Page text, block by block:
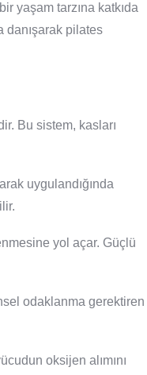
yaşam tarzına katkıda
danışarak pilates
Bu sistem, kasları
uygulandığında
yol açar. Güçlü
odaklanma gerektiren
oksijen alımını